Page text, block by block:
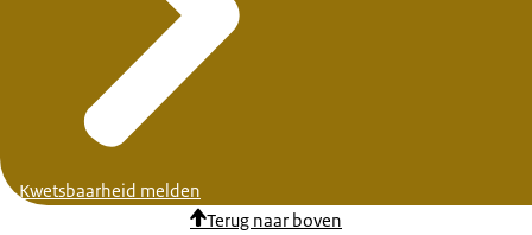
Kwetsbaarheid melden
Terug naar boven